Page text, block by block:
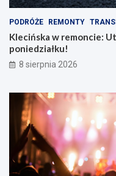
PODRÓŻE REMONTY
Klecińska w remoncie:
poniedziałku!
8 sierpnia 2026